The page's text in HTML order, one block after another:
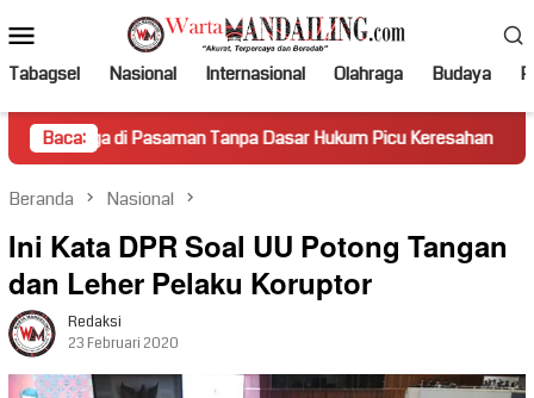
ke
kontenMobile
Tabagsel Nasional Internasional Olahraga Budaya
Baca:Tanpa Dasar Hukum Picu Keresahan Truk Miring
Beranda Nasional
Ini Kata DPR Soal UU Potong Tangan
dan Leher Pelaku Koruptor
Redaksi
23 Februari 2020